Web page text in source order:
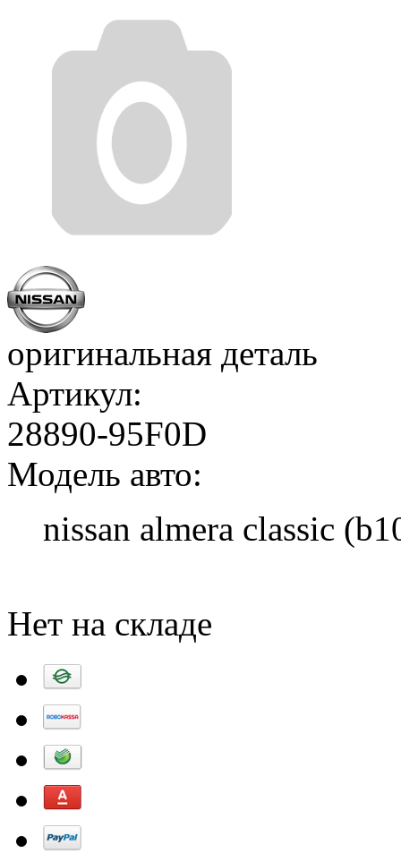
оригинальная деталь
Артикул:
28890-95F0D
Модель авто:
nissan almera classic
Нет на складе